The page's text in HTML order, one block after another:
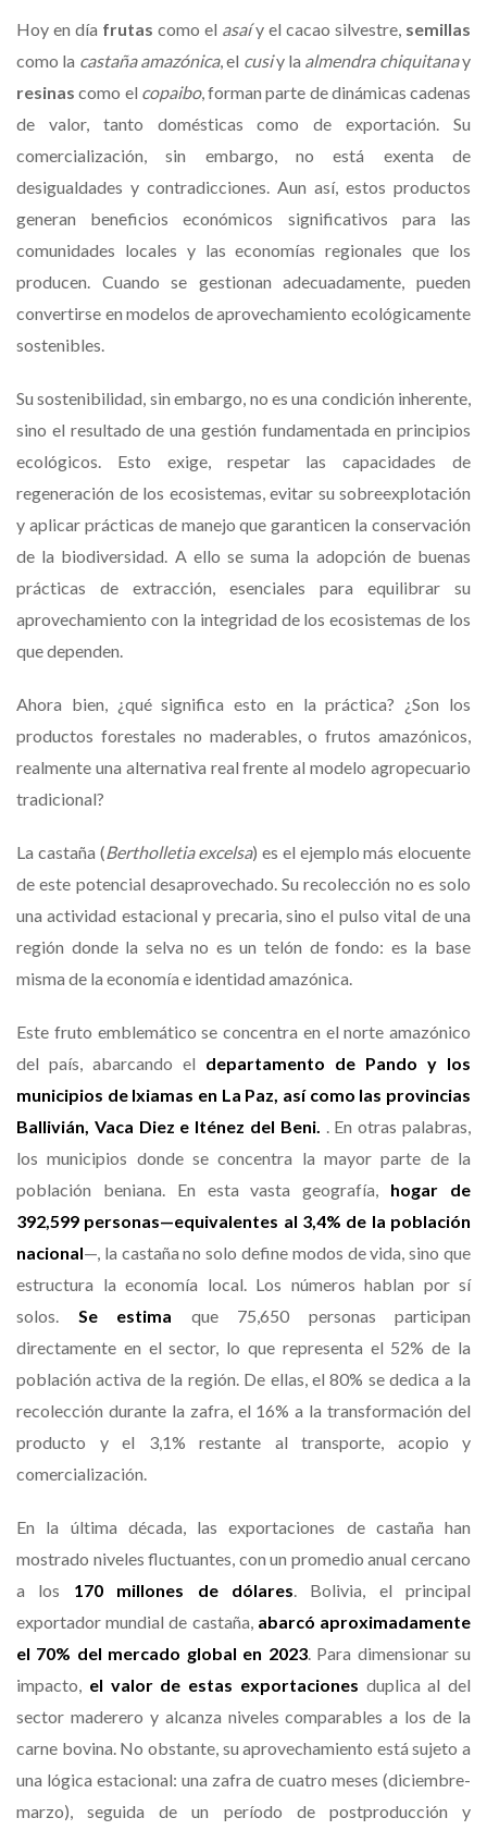
Hoy en día frutas como el asaíy el cacao silvestre, semillas
como la castaña amazónica, el cusiy la almendra chiquitanay
resinascomo el copaibo, forman parte de dinámicas cadenas
de valor, tanto domésticas como de exportación. Su
comercialización, sin embargo, no está exenta de
desigualdades y contradicciones. Aun así, estos productos
generan beneficios económicos significativos para las
comunidades locales y las economías regionales que los
producen. Cuando se gestionan adecuadamente, pueden
convertirse en modelos de aprovechamiento ecológicamente
sostenibles.
Su sostenibilidad, sin embargo, no es una condición inherente,
sino el resultado de una gestión fundamentada en principios
ecológicos. Esto exige, respetar las capacidades de
regeneración de los ecosistemas, evitar su sobreexplotación
y aplicar prácticas de manejo que garanticen la conservación
de la biodiversidad. A ello se suma la adopción de buenas
prácticas de extracción, esenciales para equilibrar su
aprovechamiento con la integridad de los ecosistemas de los
que dependen.
Ahora bien, ¿qué significa esto en la práctica? ¿Son los
productos forestales no maderables, o frutos amazónicos,
realmente una alternativa real frente al modelo agropecuario
tradicional?
La castaña (Bertholletia excelsa) es el ejemplo más elocuente
de este potencial desaprovechado. Su recolección no es solo
una actividad estacional y precaria, sino el pulso vital de una
región donde la selva no es un telón de fondo: es la base
misma de la economía e identidad amazónica.
Este fruto emblemático se concentra en el norte amazónico
del país, abarcando el departamento de Pando y los
municipios de Ixiamas en La Paz, así como las provincias
Ballivián, Vaca Diez e Iténez del Beni.
. En otras palabras,
los municipios donde se concentra la mayor parte de la
población beniana. En esta vasta geografía, hogar de
392,599 personas—equivalentes al 3,4% de la población
nacional—, la castaña no solo define modos de vida, sino que
estructura la economía local. Los números hablan por sí
solos. Se estima que 75,650 personas participan
directamente en el sector, lo que representa el 52% de la
población activa de la región. De ellas, el 80% se dedica a la
recolección durante la zafra, el 16% a la transformación del
producto y el 3,1% restante al transporte, acopio y
comercialización.
En la última década, las exportaciones de castaña han
mostrado niveles fluctuantes, con un promedio anual cercano
a los 170 millones de dólares . Bolivia, el principal
exportador mundial de castaña, abarcó aproximadamente
el 70% del mercado global en 2023. Para dimensionar su
impacto, el valor de estas exportaciones duplica al del
sector maderero y alcanza niveles comparables a los de la
carne bovina. No obstante, su aprovechamiento está sujeto a
una lógica estacional: una zafra de cuatro meses (diciembre-
marzo), seguida de un período de postproducción y